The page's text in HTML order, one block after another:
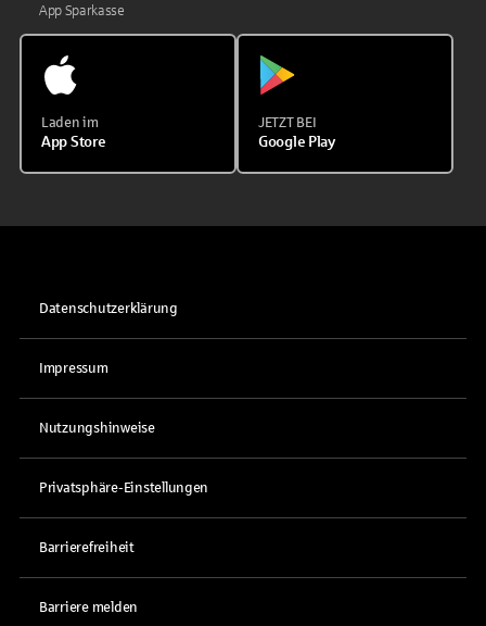
App Sparkasse
Laden im
App Store
JETZT BEI
Google Play
Datenschutzerklärung
Impressum
Nutzungshinweise
Privatsphäre-Einstellungen
Barrierefreiheit
Barriere melden